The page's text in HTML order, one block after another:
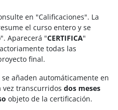
en "Calificaciones". La
el curso entero y se
Aparecerá "CERTIFICA"
todas las
final.
añaden automáticamente en
vez transcurridos dos meses
objeto de la certificación.